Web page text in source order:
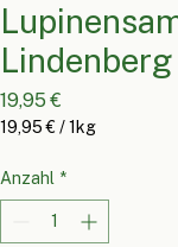
19,95 €
19,95 € /1kg
pro
1
Kilogramm
Anzahl *